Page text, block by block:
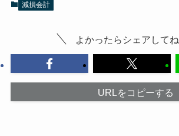
減損会計
よかったらシェアしてね
URLをコピーする